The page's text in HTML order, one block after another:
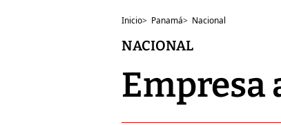
Inicio> Panamá> Nacional
NACIONAL
Empresa